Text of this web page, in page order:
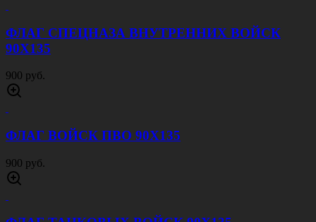
ФЛАГ СПЕЦНАЗА ВНУТРЕННИХ ВОЙСК
90Х135
900 руб.
ФЛАГ ВОЙСК ПВО 90Х135
900 руб.